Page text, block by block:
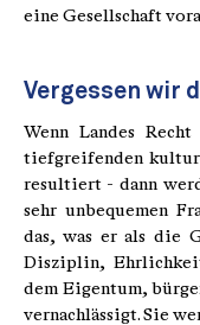
eine Gesellschaft
Vergessen wir
Wenn Landes
tiefgreifenden
resultiert - dann
sehr unbequemen
das, was er als die
Disziplin,
dem Eigentum,
vernachlässigt. Sie